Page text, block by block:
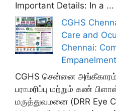
Important Details: In a ...
CGHS
Care and
Chennai:
CGHS சென்னை
பராமரிப்பு மற்றும் கண்
மருத்துவமனை (DRR Eye